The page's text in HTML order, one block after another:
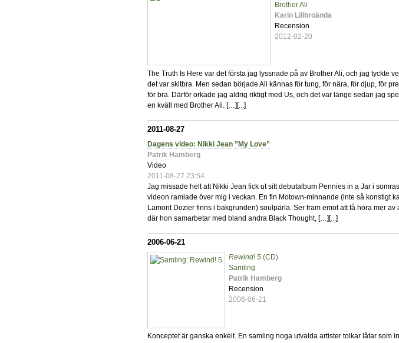
Brother Ali
Karin Lillbroända
Recension
2012-02-20
The Truth Is Here var det första jag lyssnade på av Brother Ali, och jag tyckte
det var skitbra. Men sedan började Ali kännas för tung, för nära, för djup, för
för bra. Därför orkade jag aldrig riktigt med Us, och det var länge sedan jag
en kväll med Brother Ali. […][...]
2011-08-27
Dagens video: Nikki Jean ”My Love”
Patrik Hamberg
Video
2011-08-27 23:54
Jag missade helt att Nikki Jean fick ut sitt debutalbum Pennies in a Jar i
videon ramlade över mig i veckan. En fin Motown-minnande (inte så konstigt
Lamont Dozier finns i bakgrunden) soulpärla. Ser fram emot att få höra mer av
där hon samarbetar med bland andra Black Thought, […][...]
2006-06-21
Rewind! 5 (CD)
Samling
Patrik Hamberg
Recension
2006-06-21
Konceptet är ganska enkelt. En samling noga utvalda artister tolkar låtar som